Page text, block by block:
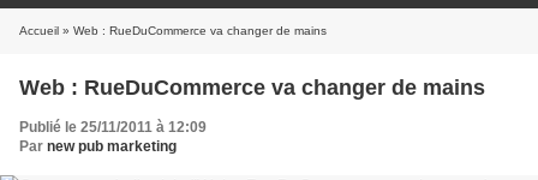
Accueil » Web : RueDuCommerce va changer de mains
Web : RueDuCommerce va changer de mains
Publié le 25/11/2011 à 12:09
Par new pub marketing